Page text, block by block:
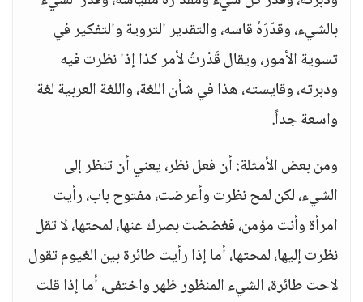
بالشيء، وقدّرَهُ قاسه، والتقدير التروية والتفكير في
تسوية الأمور، ويقال قَدْرتُ لأمر كذا إذا نظرت فيه
ودبرته، وقايسته، هذا في شأن اللغة، واللغة العربية لغة
واسعة جداً.
ومن بعض الأمثلة: أن فعل نظر، يعني أن تنظر إلى
الشيء، لكن لمح نظرت وأعرضت، مفتوح باب، رأيت
امرأة وأنت مؤمن، فغضضت بصرك عنها، لمحتها، لا تقل
نظرت إليها، لمحتها، أما إذا رأيت طائرة بين الغيوم تقول
لاحت طائرة، الشيء المنظور ظهر واختفى، أما إذا قلت